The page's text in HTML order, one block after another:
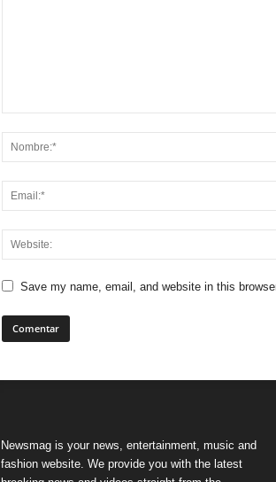
Save my name, email, and website in this
Newsmag is your news, entertainment, music and
fashion website. We provide you with the latest